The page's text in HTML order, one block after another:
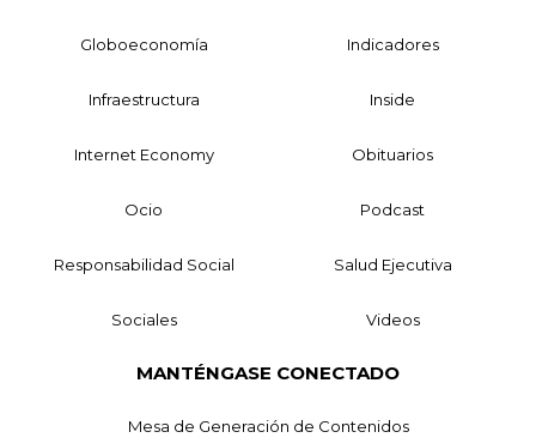
Globoeconomía Indicadores
Infraestructura Inside
Internet Economy Obituarios
Ocio Podcast
Responsabilidad Social Salud Ejecutiva
Sociales Videos
MANTÉNGASE CONECTADO
Mesa de Generación de Contenidos